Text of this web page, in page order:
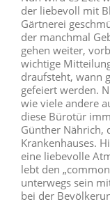
der liebevoll mit
Gärtnerei
der manchmal
gehen weiter,
wichtige
draufsteht, wann
gefeiert werden.
wie viele andere
diese Bürotür
Günther Nährich,
Krankenhauses.
eine liebevolle
lebt den
unterwegs sein
bei der